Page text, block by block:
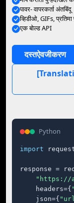
पावर- वापरकर्ता अंतबिंदू
व्हिडीओ, GIFs, प्रतिमा
एक बोल्ड API
दस्तऐवजीकरण
Python
import
response =
"https://
    headers={
    json={